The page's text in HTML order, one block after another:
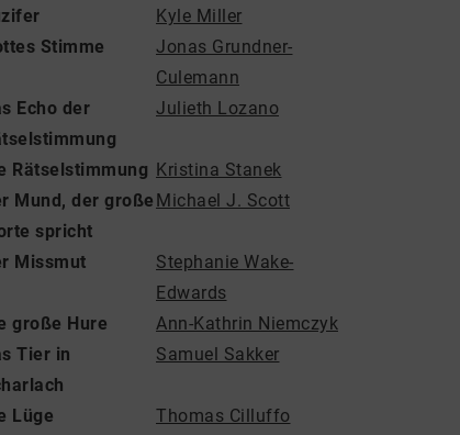
Kyle Miller
Stimme
Jonas Grundner-
Culemann
Echo der
Julieth Lozano
Rätselstimmung Kristina Stanek
Mund, der große
spricht
Michael J. Scott
Missmut
Stephanie Wake-
Edwards
große Hure
Ann-Kathrin Niemczyk
Tier in
Samuel Sakker
Lüge
Thomas Cilluffo